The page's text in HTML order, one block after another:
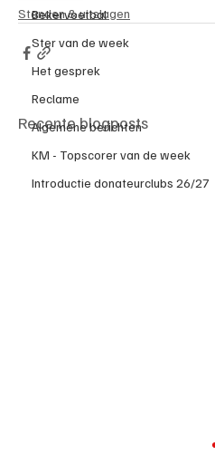
Bekervoetbal
Ster van de week
Het gesprek
Reclame
Algemene berichten
KM - Topscorer van de week
Introductie donateurclubs 26/27
Standen & uitslagen
Recente blogposts